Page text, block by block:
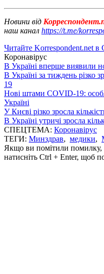
Новини від
наш канал https://t.me/
Читайте Korrespondent.net в
Коронавірус
В Україні вперше виявили
В Україні за тиждень різко
19
Нові штами COVID-19:
Україні
У Києві різко зросла
В Україні утричі зросла
СПЕЦТЕМА: Коронавірус
ТЕГИ: Минздрав, медики,
Якщо ви помітили помилку,
натисніть Ctrl + Enter, щоб